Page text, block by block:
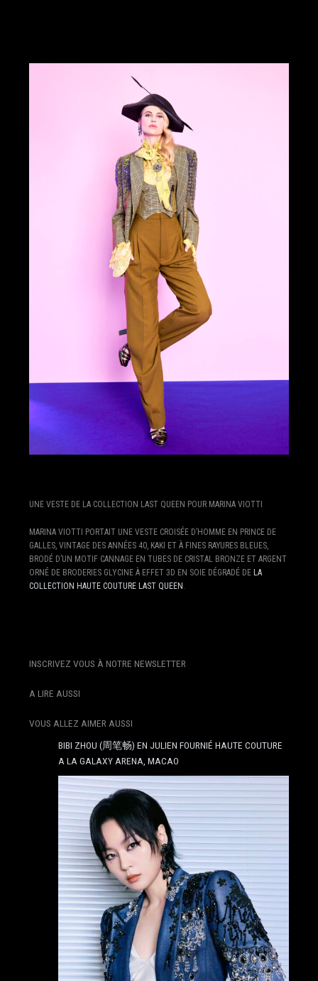
UNE VESTE DE LA COLLECTION LAST QUEEN POUR MARINA VIOTTI
MARINA VIOTTI PORTAIT UNE VESTE CROISÉE D’HOMME EN PRINCE DE
GALLES, VINTAGE DES ANNÉES 40, KAKI ET À FINES RAYURES BLEUES,
BRODÉ D’UN MOTIF CANNAGE EN TUBES DE CRISTAL BRONZE ET ARGENT
ORNÉ DE BRODERIES GLYCINE À EFFET 3D EN SOIE DÉGRADÉ DE LA
COLLECTION HAUTE COUTURE LAST QUEEN.
INSCRIVEZ VOUS À NOTRE NEWSLETTER
A LIRE AUSSI
VOUS ALLEZ AIMER AUSSI
BIBI ZHOU (周笔畅) EN JULIEN FOURNIÉ HAUTE COUTURE
A LA GALAXY ARENA, MACAO